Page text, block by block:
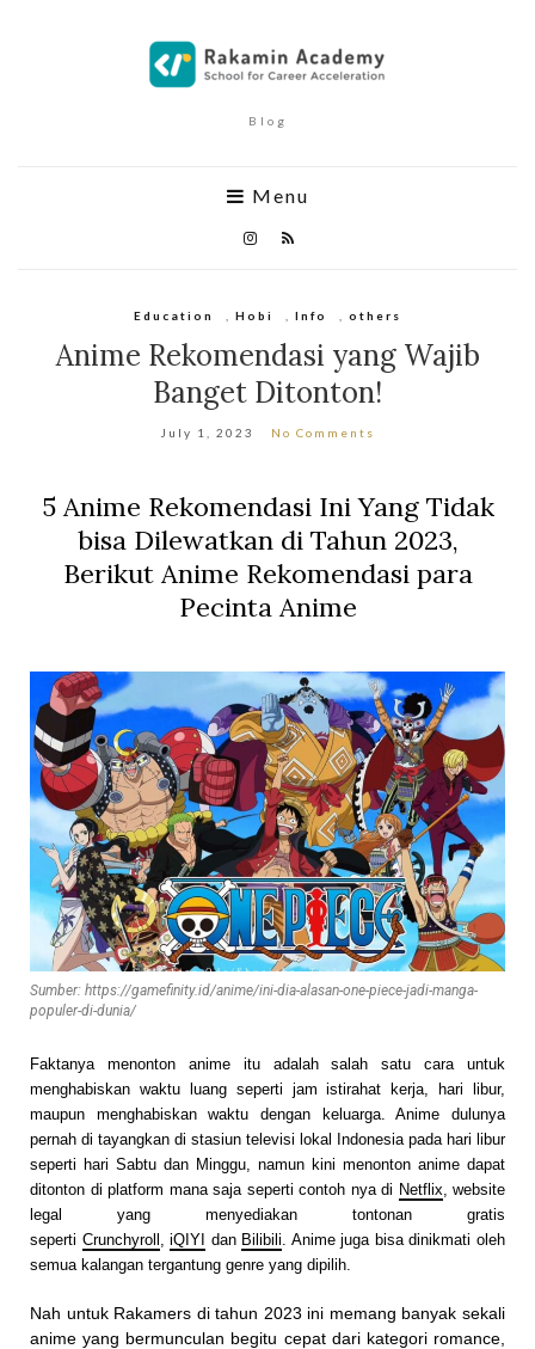
Blog
Menu
Education Hobi Info others
Anime Rekomendasi yang Wajib
Banget Ditonton!
July 1, 2023 No Comments
5 Anime Rekomendasi Ini Yang Tidak
bisa Dilewatkan di Tahun 2023,
Berikut Anime Rekomendasi para
Pecinta Anime
Sumber: https://gamefinity.id/anime/ini-dia-alasan-one-piece-jadi-manga-
populer-di-dunia/
Faktanya menonton anime itu adalah salah satu cara untuk
menghabiskan waktu luang seperti jam istirahat kerja, hari libur,
maupun menghabiskan waktu dengan keluarga. Anime dulunya
pernah di tayangkan di stasiun televisi lokal Indonesia pada hari libur
seperti hari Sabtu dan Minggu, namun kini menonton anime dapat
ditonton di platform mana saja seperti contoh nya di Netflix , website
legal yang menyediakan tontonan gratis
seperti Crunchyroll ,iQIYI dan Bilibili . Anime juga bisa dinikmati oleh
semua kalangan tergantung genre yang dipilih.
Nah untuk Rakamers di tahun 2023 ini memang banyak sekali
anime yang bermunculan begitu cepat dari kategori romance,